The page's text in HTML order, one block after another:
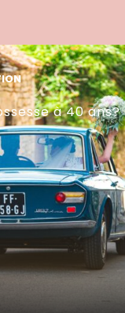
à 40 ans?